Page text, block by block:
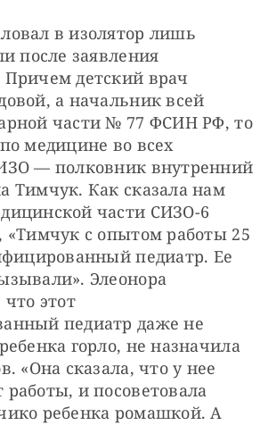
в изолятор лишь
после заявления
детский врач
а начальник всей
части № 77 ФСИН РФ, то
медицине во всех
— полковник внутренний
Тимчук. Как сказала нам
части СИЗО-6
«Тимчук с опытом работы 25
педиатр. Ее
Элеонора
этот
педиатр даже не
горло, не назначила
«Она сказала, что у нее
и посоветовала
ребенка ромашкой. А